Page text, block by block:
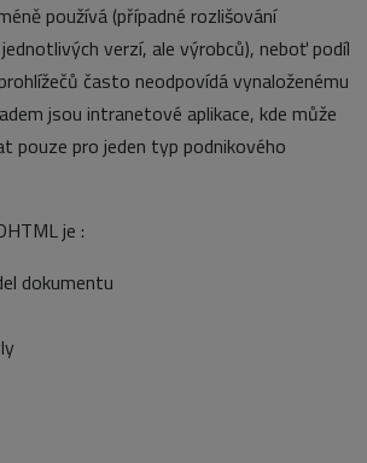
používá (případné rozlišování
verzí, ale výrobců), neboť podíl
často neodpovídá vynaloženému
jsou intranetové aplikace, kde může
pouze pro jeden typ podnikového
je :
dokumentu